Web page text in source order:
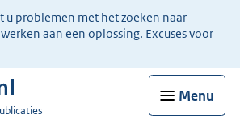
u problemen met het zoeken naar
aan een oplossing. Excuses voor
Menu